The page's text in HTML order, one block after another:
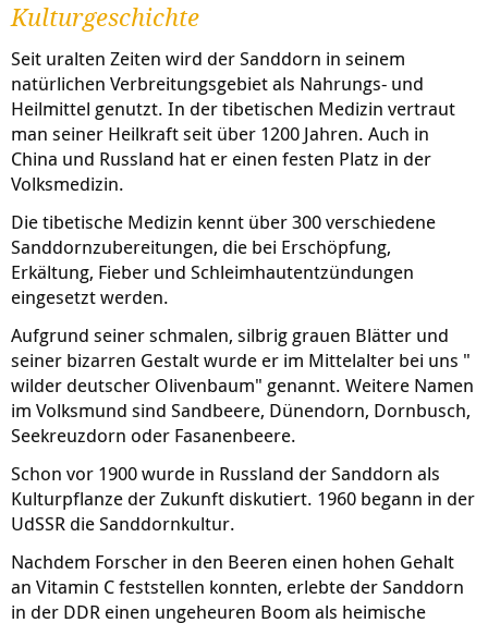
Kulturgeschichte
Seit uralten Zeiten wird der Sanddorn in seinem
natürlichen Verbreitungsgebiet als Nahrungs- und
Heilmittel genutzt. In der tibetischen Medizin vertraut
man seiner Heilkraft seit über 1200 Jahren. Auch in
China und Russland hat er einen festen Platz in der
Volksmedizin.
Die tibetische Medizin kennt über 300 verschiedene
Sanddornzubereitungen, die bei Erschöpfung,
Erkältung, Fieber und Schleimhautentzündungen
eingesetzt werden.
Aufgrund seiner schmalen, silbrig grauen Blätter und
seiner bizarren Gestalt wurde er im Mittelalter bei uns "
wilder deutscher Olivenbaum" genannt. Weitere Namen
im Volksmund sind Sandbeere, Dünendorn, Dornbusch,
Seekreuzdorn oder Fasanenbeere.
Schon vor 1900 wurde in Russland der Sanddorn als
Kulturpflanze der Zukunft diskutiert. 1960 begann in der
UdSSR die Sanddornkultur.
Nachdem Forscher in den Beeren einen hohen Gehalt
an Vitamin C feststellen konnten, erlebte der Sanddorn
in der DDR einen ungeheuren Boom als heimische